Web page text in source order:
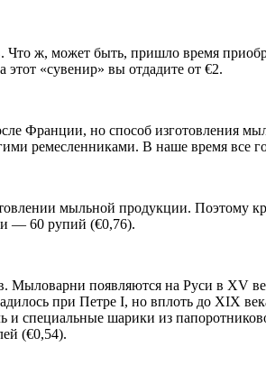
Что ж, может быть, пришло время
«сувенир» вы отдадите от €2.
Франции, но способ изготовления
ремесленниками. В наше время все
мыльной продукции. Поэтому
— 60 рупий (€0,76).
Мыловарни появляются на Руси в XV
при Петре I, но вплоть до XIX
и специальные шарики из
(€0,54).